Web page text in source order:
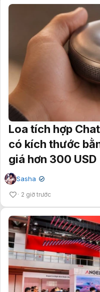
Loa tích hợp
có kích thước
giá hơn 300 USD
Sasha ✔
2 giờ trước